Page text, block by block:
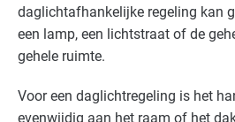
Brandweer Gevorderd
Cultuur - overig Gevorderd
daglichtafhankelijke regeling kan
een lamp, een lichtstraat of de
gehele ruimte.
Voor een daglichtregeling is het
evenwijdig aan het raam of het